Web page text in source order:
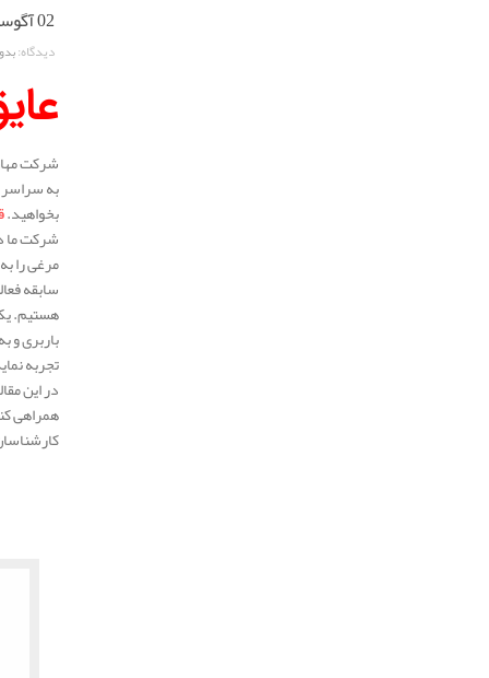
02 آگوست 2025
دیدگاه:
شرکت
به سراسر
بخواهید.
شرکت ما
مرغی را
هستیم.
باربری
تجربه
در این
همراهی